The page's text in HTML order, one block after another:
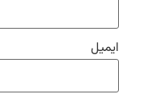
ایمیل